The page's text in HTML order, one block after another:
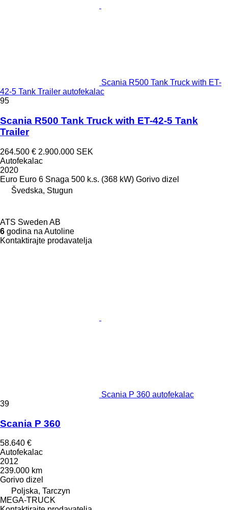
Scania R500 Tank Truck with ET-
42-5 Tank Trailer autofekalac
95
Scania R500 Tank Truck with ET-42-5 Tank
Trailer
264.500 € 2.900.000 SEK
Autofekalac
2020
Euro Euro 6 Snaga 500 k.s. (368 kW) Gorivo dizel
Švedska, Stugun
ATS Sweden AB
6 godina na Autoline
Kontaktirajte prodavatelja
Scania P 360 autofekalac
39
Scania P 360
58.640 €
Autofekalac
2012
239.000 km
Gorivo dizel
Poljska, Tarczyn
MEGA-TRUCK